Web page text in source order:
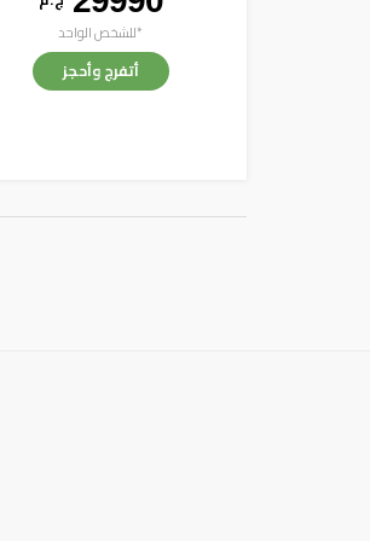
*للشخص الواحد
أتفرج وأحجز